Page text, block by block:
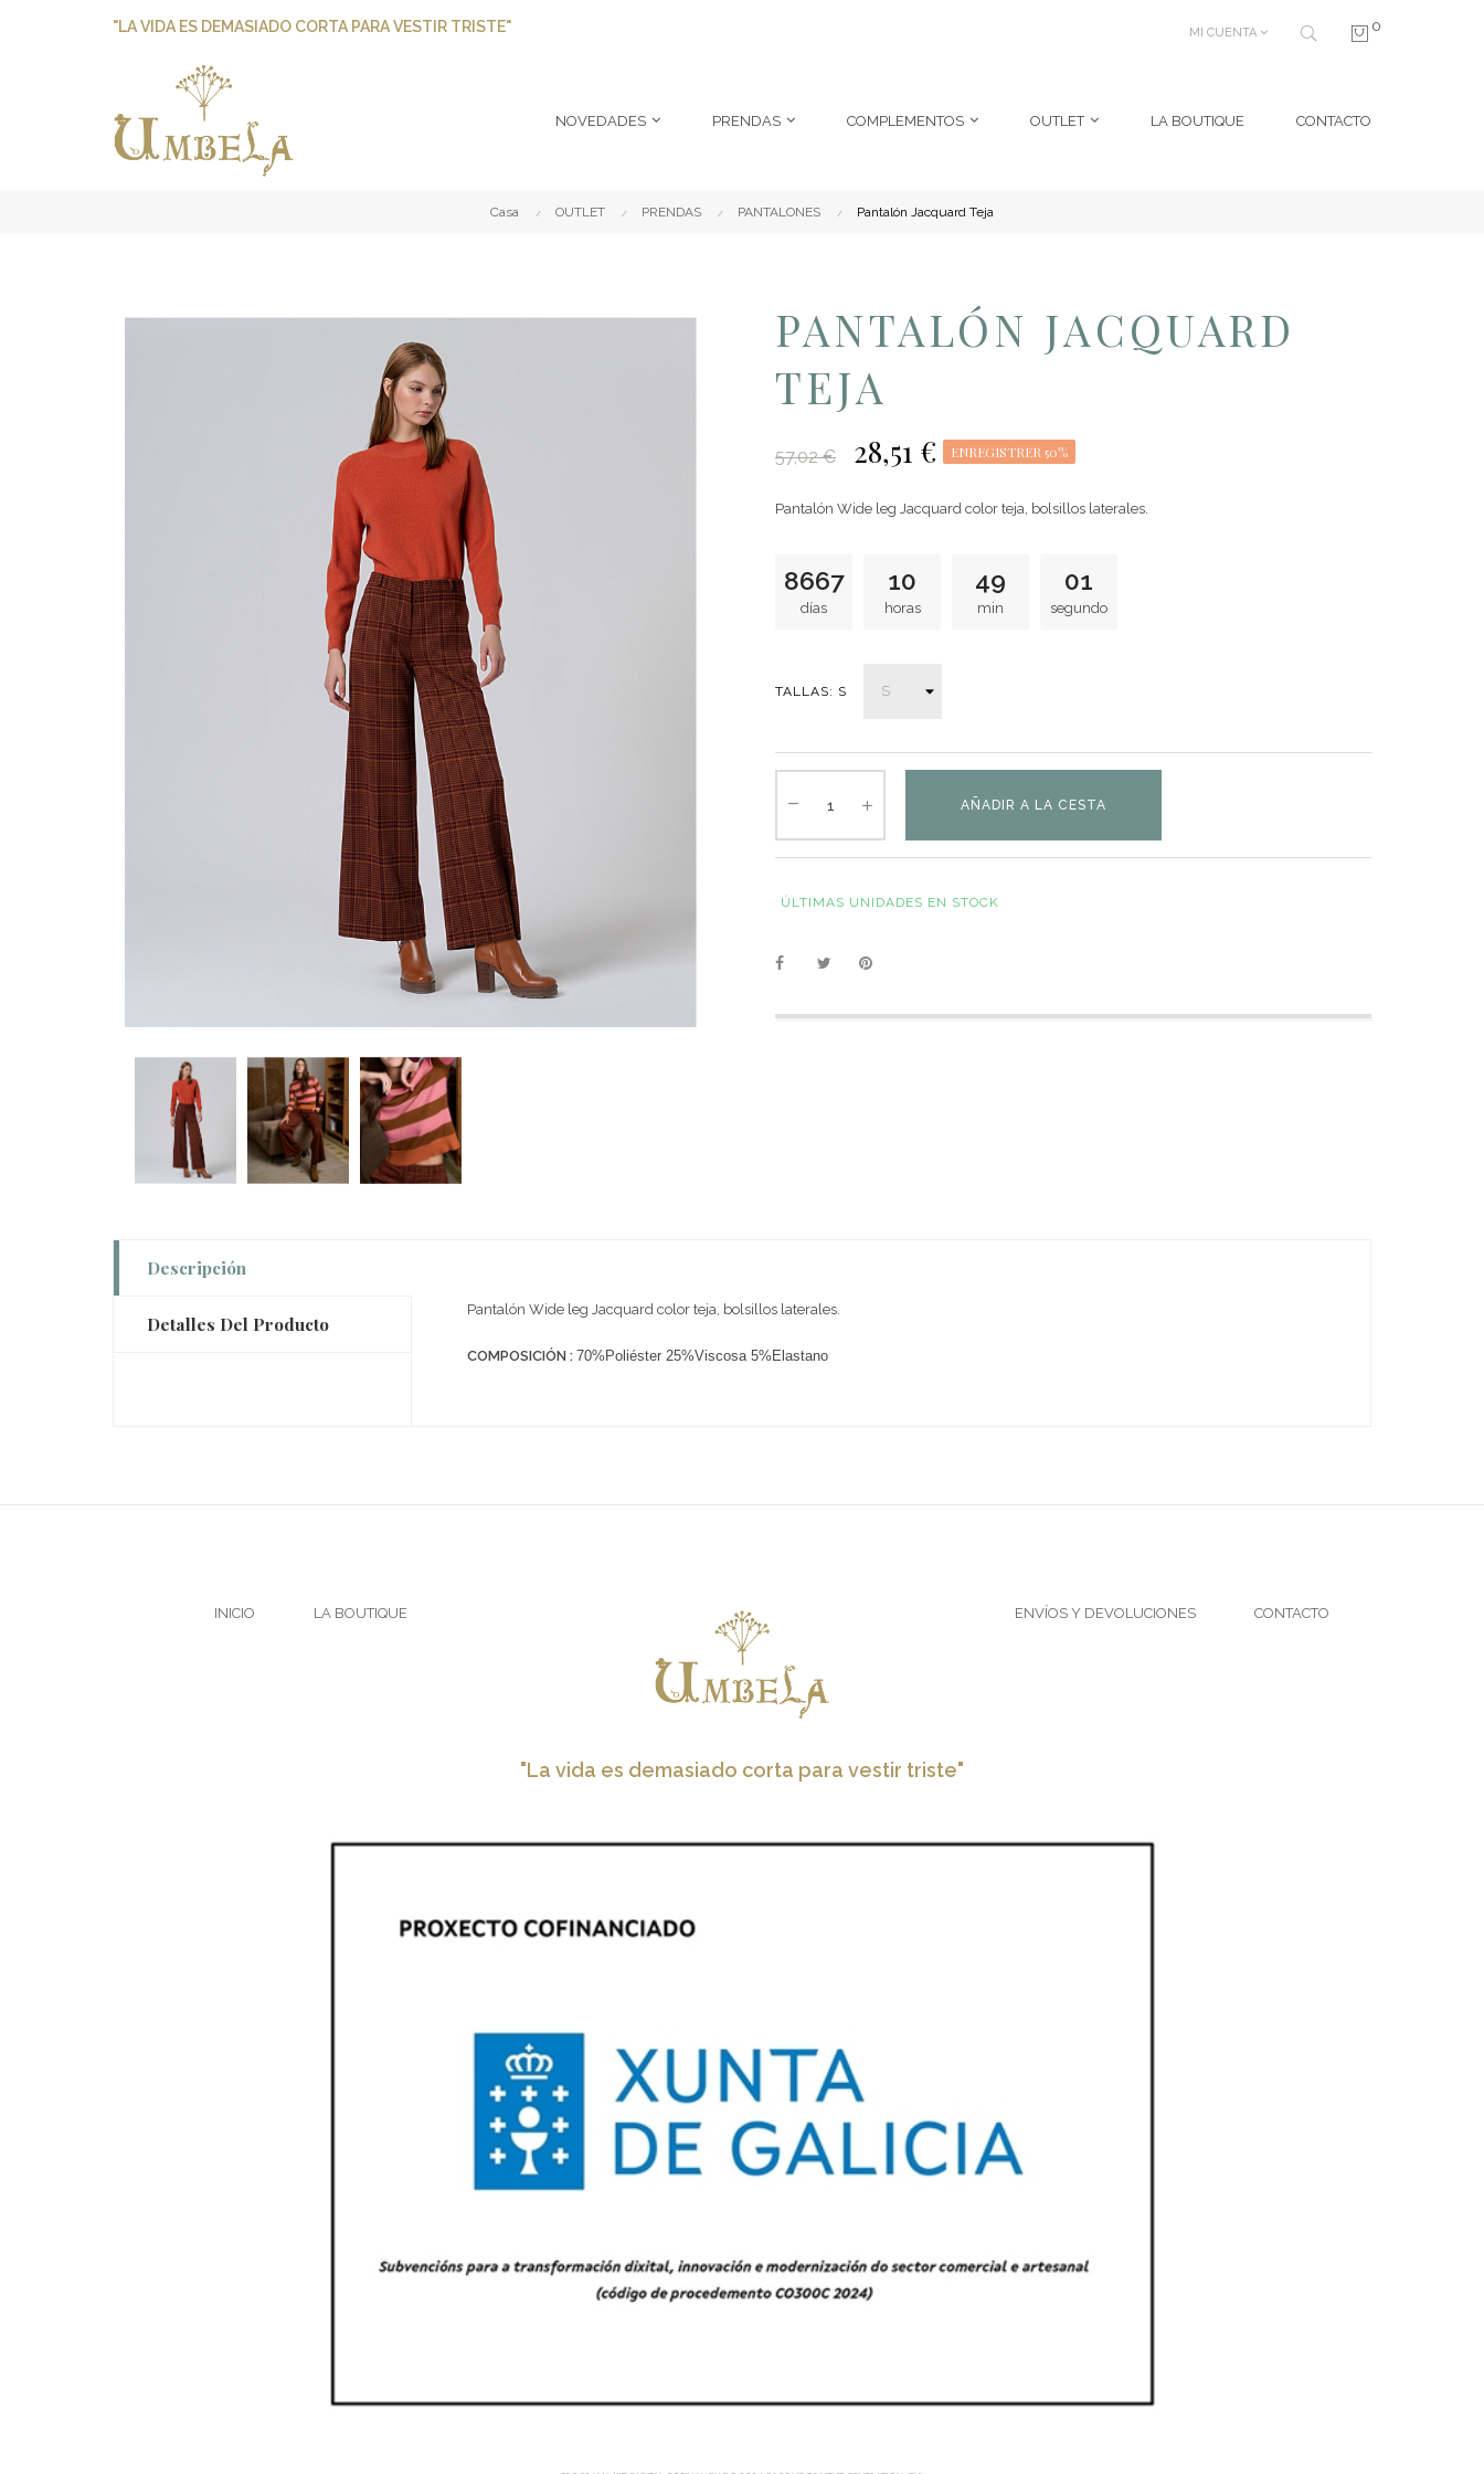
"LA VIDA ES DEMASIADO CORTA PARA VESTIR TRISTE" MI CUENTA 0
NOVEDADES PRENDAS COMPLEMENTOS OUTLET LA BOUTIQUE CONTACTO
Casa OUTLET PRENDAS PANTALONES Pantalón Jacquard Teja
PANTALÓN JACQUARD
TEJA
57,02 € 28,51 € ENREGISTRER 50%
Pantalón Wide leg Jacquard color teja, bolsillos laterales.
8667
días
10
horas
49
min
00
segundo
TALLAS: S
AÑADIR A LA CESTA
ÚLTIMAS UNIDADES EN STOCK
Descripción
Detalles Del Producto
Pantalón Wide leg Jacquard color teja, bolsillos laterales.
COMPOSICIÓN : 70%Poliéster 25%Viscosa 5%Elastano
INICIO LA BOUTIQUE ENVÍOS Y DEVOLUCIONES CONTACTO
"La vida es demasiado corta para vestir triste"